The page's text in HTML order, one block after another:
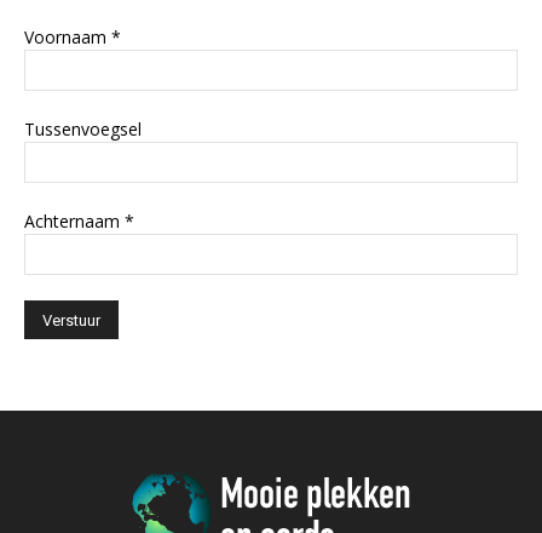
Voornaam *
Tussenvoegsel
Achternaam *